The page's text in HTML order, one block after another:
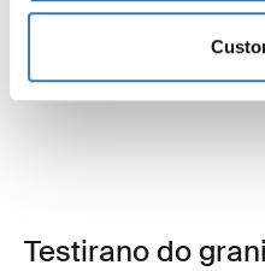
Testirano do